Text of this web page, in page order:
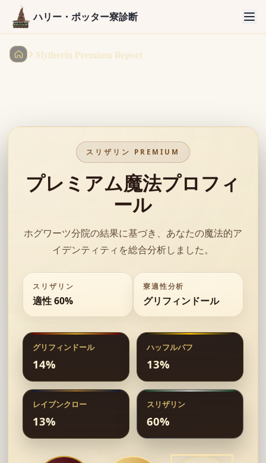
ハリー・ポッター寮診断
ハリー・ポッター寮診断
Slytherin Premium Report
スリザリン PREMIUM
プレミアム魔法プロフィ
ール
ホグワーツ分院の結果に基づき、あなたの魔法的ア
イデンティティを総合分析しました。
スリザリン
適性 60%
寮適性分析
グリフィンドール
グリフィンドール
14%
ハッフルパフ
13%
レイブンクロー
13%
スリザリン
60%